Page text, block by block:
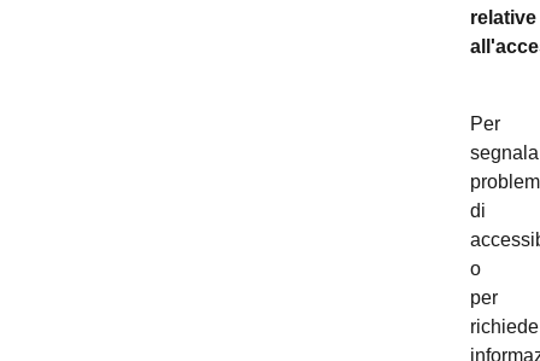
relative
Per
di
o
per